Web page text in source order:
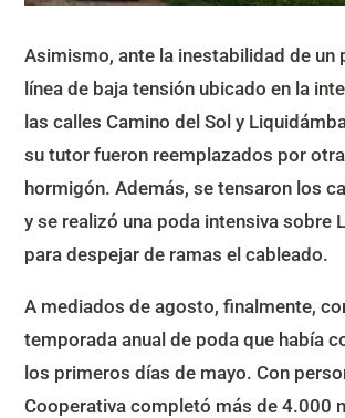
Asimismo, ante la inestabilidad de un
línea de baja tensión ubicado en la
las calles Camino del Sol y
su tutor fueron reemplazados por
hormigón. Además, se tensaron los
y se realizó una poda intensiva sobre
para despejar de ramas el cableado.
A mediados de agosto, finalmente,
temporada anual de poda que había
los primeros días de mayo. Con
Cooperativa completó más de 4.000